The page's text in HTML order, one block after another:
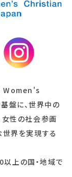
Women's
に、世界中の
女性の社会参画
界を実現する
上の国・地域で